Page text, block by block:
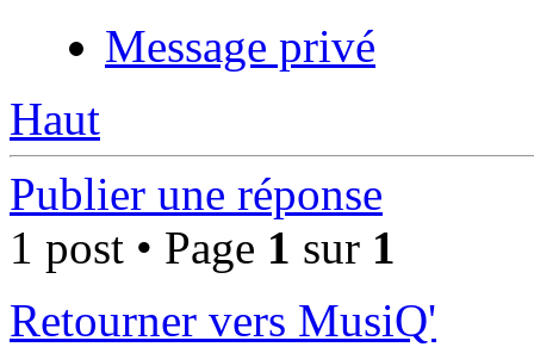
Message privé
Haut
Publier une réponse
1 post • Page 1 sur 1
Retourner vers MusiQ'